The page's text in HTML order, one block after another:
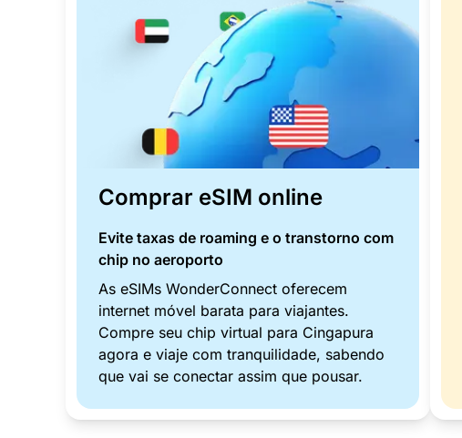
Comprar eSIM online
Evite taxas de roaming e o transtorno com
chip no aeroporto
As eSIMs WonderConnect oferecem
internet móvel barata para viajantes.
Compre seu chip virtual para Cingapura
agora e viaje com tranquilidade, sabendo
que vai se conectar assim que pousar.